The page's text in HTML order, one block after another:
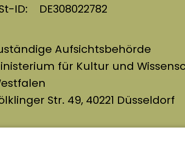
ID: DE308022782
Aufsichtsbehörde
für Kultur und
Str. 49, 40221 Düsseldorf